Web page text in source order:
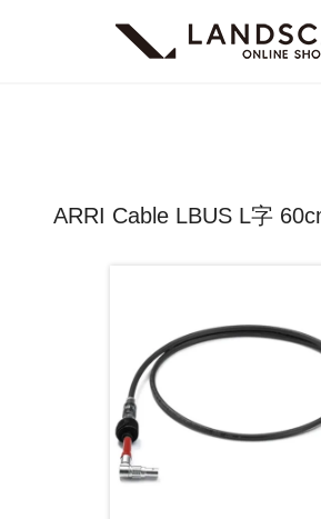
ARRI Cable LBUS L字